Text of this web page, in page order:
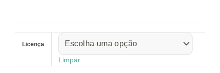
através
R$ 32.82
Licença
Limpar